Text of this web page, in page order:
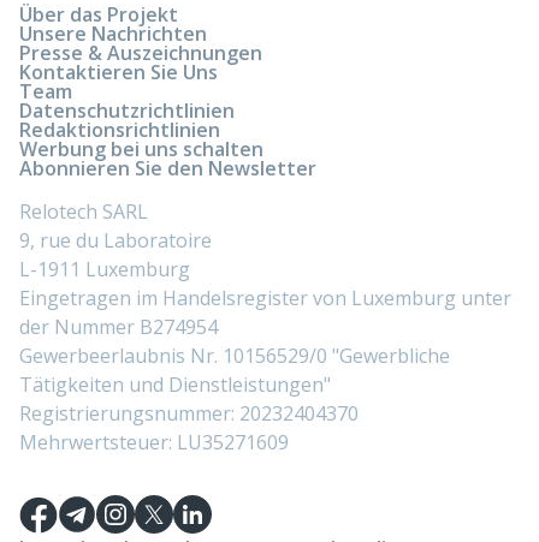
Über das Projekt
Unsere Nachrichten
Presse & Auszeichnungen
Kontaktieren Sie Uns
Team
Datenschutzrichtlinien
Redaktionsrichtlinien
Werbung bei uns schalten
Abonnieren Sie den Newsletter
Relotech SARL
9, rue du Laboratoire
L-1911 Luxemburg
Eingetragen im Handelsregister von Luxemburg unter
der Nummer B274954
Gewerbeerlaubnis Nr. 10156529/0 "Gewerbliche
Tätigkeiten und Dienstleistungen"
Registrierungsnummer: 20232404370
Mehrwertsteuer: LU35271609